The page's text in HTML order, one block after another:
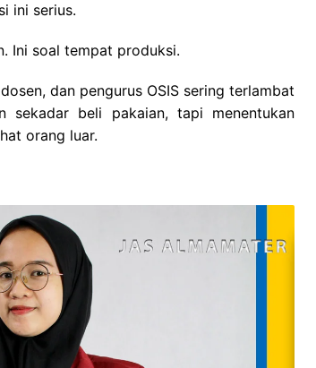
ini serius.
Ini soal tempat produksi.
dan pengurus OSIS sering terlambat
sekadar beli pakaian, tapi menentukan
orang luar.